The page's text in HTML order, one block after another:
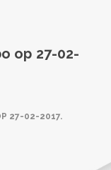
op 27-02-
27-02-2017.